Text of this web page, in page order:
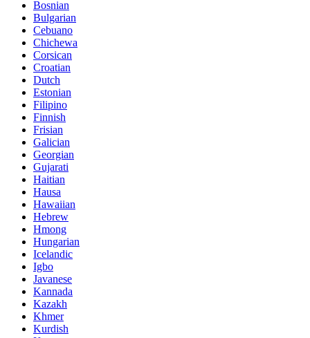
Bosnian
Bulgarian
Cebuano
Chichewa
Corsican
Croatian
Dutch
Estonian
Filipino
Finnish
Frisian
Galician
Georgian
Gujarati
Haitian
Hausa
Hawaiian
Hebrew
Hmong
Hungarian
Icelandic
Igbo
Javanese
Kannada
Kazakh
Khmer
Kurdish